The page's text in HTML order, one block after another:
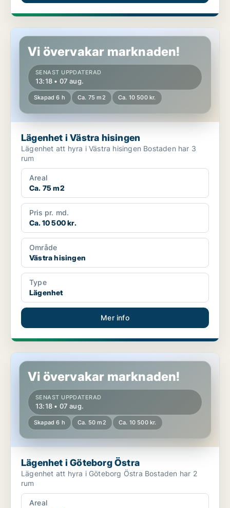
Lägenhet i Västra hisingen
Vi övervakar marknaden!
SENAST UPPDATERAD
13:18 • 07 aug.
Skapad 6 h Ca. 75 m2 Ca. 10 500 kr.
Lägenhet i Västra hisingen
Lägenhet att hyra i Västra hisingen Bostaden har 3
rum
Areal
Ca. 75 m2
Pris pr. md.
Ca. 10 500 kr.
Område
Västra hisingen
Type
Lägenhet
Mer info
Lägenhet i Göteborg Östra
Vi övervakar marknaden!
SENAST UPPDATERAD
13:18 • 07 aug.
Skapad 6 h Ca. 50 m2 Ca. 10 500 kr.
Lägenhet i Göteborg Östra
Lägenhet att hyra i Göteborg Östra Bostaden har 2
rum
Areal